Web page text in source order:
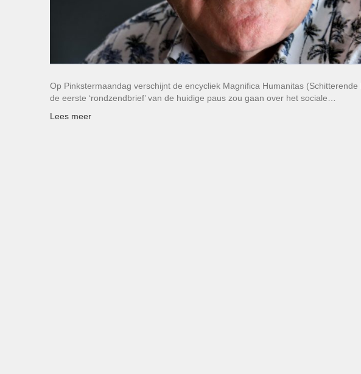
Op Pinkstermaandag verschijnt de encycliek Magnifica Humanitas
de eerste ‘rondzendbrief’ van de huidige paus zou gaan over het sociale…
Lees meer